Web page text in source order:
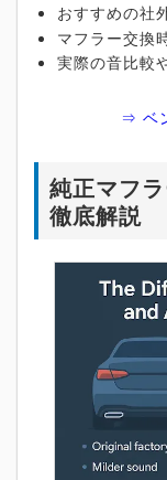
おすすめの社
マフラー交換
実際の音比較
⇒ ベ
純正マフ
徹底解説